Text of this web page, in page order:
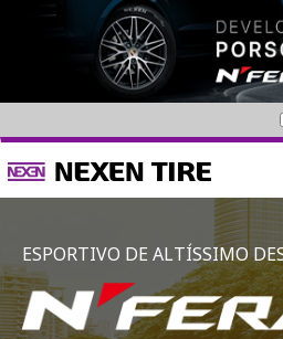
ESPORTIVO DE ALTÍSSIMO